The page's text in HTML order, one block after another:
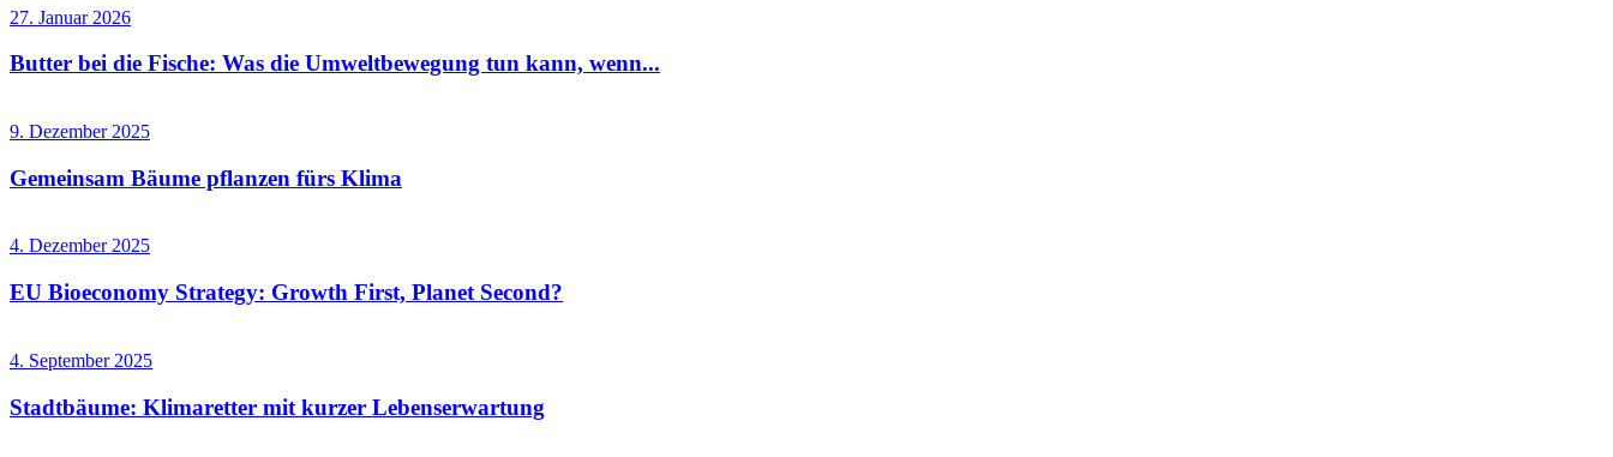
27. Januar 2026
Butter bei die Fische: Was die Umweltbewegung tun kann, wenn...
9. Dezember 2025
Gemeinsam Bäume pflanzen fürs Klima
4. Dezember 2025
EU Bioeconomy Strategy: Growth First, Planet Second?
4. September 2025
Stadtbäume: Klimaretter mit kurzer Lebenserwartung